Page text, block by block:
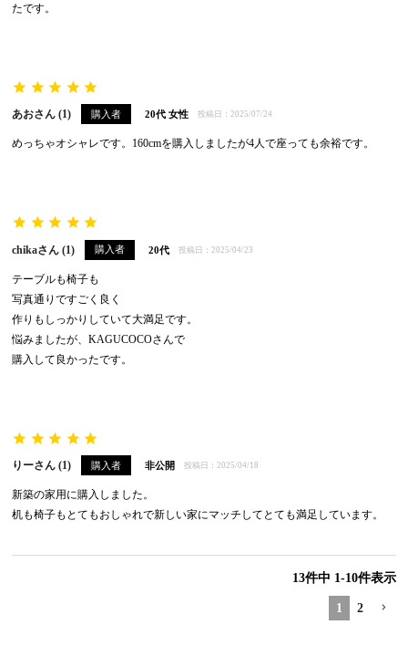
たです。
あお 1 購入者 20代 女性 投稿日 2025/07/24
めっちゃオシャレです。160cmを購入しましたが4人で座っても余裕です。
chika 1 購入者 20代 投稿日 2025/04/23
テーブルも椅子も
写真通りですごく良く
作りもしっかりしていて大満足です。
悩みましたが、KAGUCOCOさんで
購入して良かったです。
りー 1 購入者 非公開 投稿日 2025/04/18
新築の家用に購入しました。
机も椅子もとてもおしゃれで新しい家にマッチしてとても満足しています。
13件中 1-10件表示
1 2